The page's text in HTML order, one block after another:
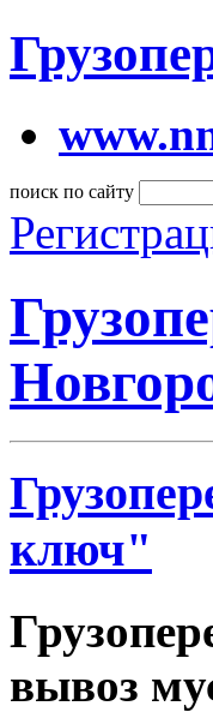
поиск по сайту
ключ"
вывоз